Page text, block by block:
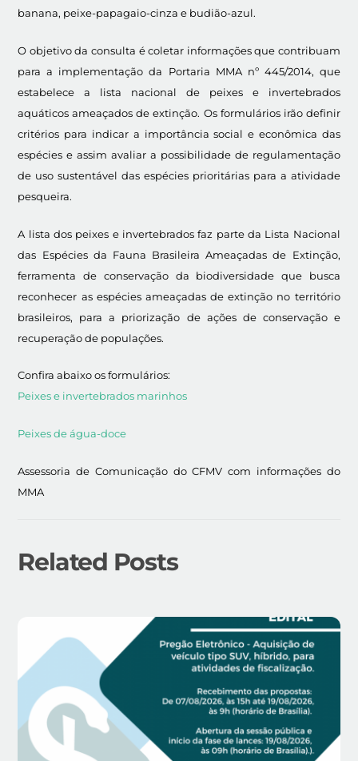
banana, peixe-papagaio-cinza e budião-azul.
O objetivo da consulta é coletar informações que contribuam
para a implementação da Portaria MMA nº 445/2014, que
estabelece a lista nacional de peixes e invertebrados
aquáticos ameaçados de extinção. Os formulários irão definir
critérios para indicar a importância social e econômica das
espécies e assim avaliar a possibilidade de regulamentação
de uso sustentável das espécies prioritárias para a atividade
pesqueira.
A lista dos peixes e invertebrados faz parte da Lista Nacional
das Espécies da Fauna Brasileira Ameaçadas de Extinção,
ferramenta de conservação da biodiversidade que busca
reconhecer as espécies ameaçadas de extinção no território
brasileiros, para a priorização de ações de conservação e
recuperação de populações.
Confira abaixo os formulários:
Peixes e invertebrados marinhos
Peixes de água-doce
Assessoria de Comunicação do CFMV com informações do
MMA
Related Posts